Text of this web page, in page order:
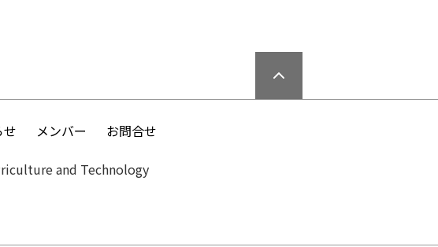
せ メンバー お問合せ
and Technology